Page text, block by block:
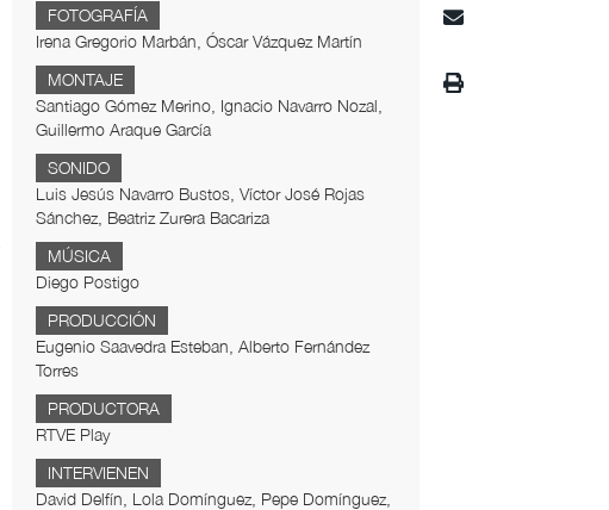
FOTOGRAFÍA
Irena Gregorio Marbán, Óscar Vázquez Martín
MONTAJE
Santiago Gómez Merino, Ignacio Navarro Nozal,
Guillermo Araque García
SONIDO
Luis Jesús Navarro Bustos, Víctor José Rojas
Sánchez, Beatriz Zurera Bacariza
MÚSICA
Diego Postigo
PRODUCCIÓN
Eugenio Saavedra Esteban, Alberto Fernández
Torres
PRODUCTORA
RTVE Play
INTERVIENEN
David Delfín, Lola Domínguez, Pepe Domínguez,